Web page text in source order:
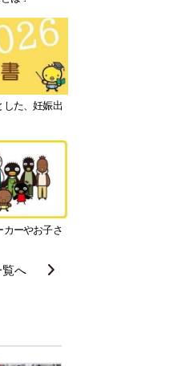
た、妊娠出
ーやお子さ
へ